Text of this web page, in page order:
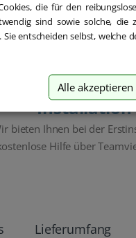
Hilfe bei der
Installation
bieten Ihnen bei der
Hilfe über
Lieferumfang
die für den
sind sowie solche, die
entscheiden selbst, welche
Alle akzeptieren